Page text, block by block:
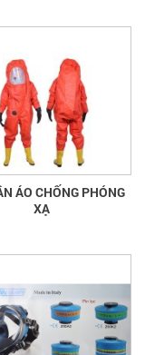
ÁO CHỐNG PHÓNG
XẠ